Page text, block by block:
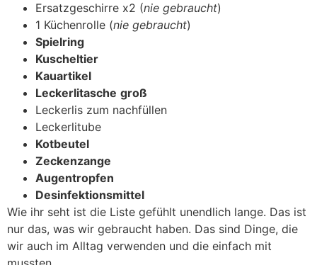
Ersatzgeschirre x2 (nie gebraucht)
1 Küchenrolle (nie gebraucht)
Spielring
Kuscheltier
Kauartikel
Leckerlitasche groß
Leckerlis zum nachfüllen
Leckerlitube
Kotbeutel
Zeckenzange
Augentropfen
Desinfektionsmittel
Wie ihr seht ist die Liste gefühlt unendlich lange. Das ist
nur das, was wir gebraucht haben. Das sind Dinge, die
wir auch im Alltag verwenden und die einfach mit